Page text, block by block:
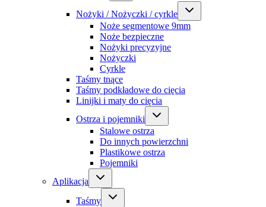
Nożyki / Nożyczki / cyrkle
Noże segmentowe 9mm
Noże bezpieczne
Nożyki precyzyjne
Nożyczki
Cyrkle
Taśmy tnące
Taśmy podkładowe do cięcia
Linijki i maty do cięcia
Ostrza i pojemniki
Stalowe ostrza
Do innych powierzchni
Plastikowe ostrza
Pojemniki
Aplikacja
Taśmy